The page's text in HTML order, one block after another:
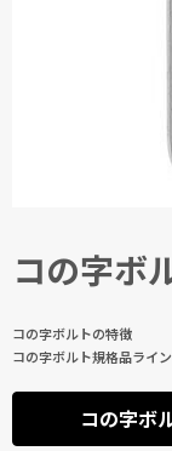
コの字ボ
コの字ボルトの特徴
コの字ボルト規格品ライ
コの字ボ